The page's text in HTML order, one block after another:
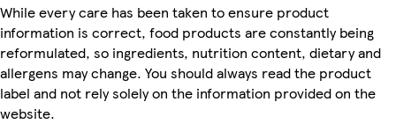
While every care has been taken to ensure product
information is correct, food products are constantly being
reformulated, so ingredients, nutrition content, dietary and
allergens may change. You should always read the product
label and not rely solely on the information provided on the
website.